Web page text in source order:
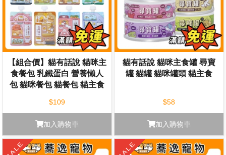
【組合價】貓有話說 貓咪主
食餐包 乳鐵蛋白 營養懶人
包 貓咪餐包 貓餐包 貓主食
$109
加入購物車
貓有話說 貓咪主食罐 尋寶
罐 貓罐 貓咪罐頭 貓主食
$58
加入購物車